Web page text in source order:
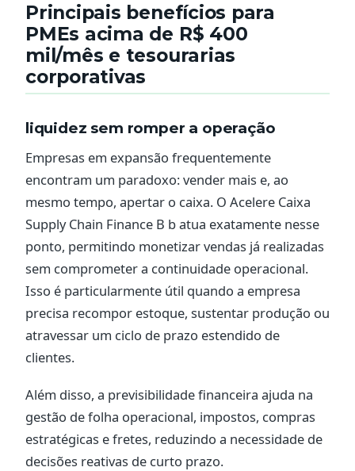
Principais benefícios para
PMEs acima de R$ 400
mil/mês e tesourarias
corporativas
liquidez sem romper a operação
Empresas em expansão frequentemente
encontram um paradoxo: vender mais e, ao
mesmo tempo, apertar o caixa. O Acelere Caixa
Supply Chain Finance B b atua exatamente nesse
ponto, permitindo monetizar vendas já realizadas
sem comprometer a continuidade operacional.
Isso é particularmente útil quando a empresa
precisa recompor estoque, sustentar produção ou
atravessar um ciclo de prazo estendido de
clientes.
Além disso, a previsibilidade financeira ajuda na
gestão de folha operacional, impostos, compras
estratégicas e fretes, reduzindo a necessidade de
decisões reativas de curto prazo.